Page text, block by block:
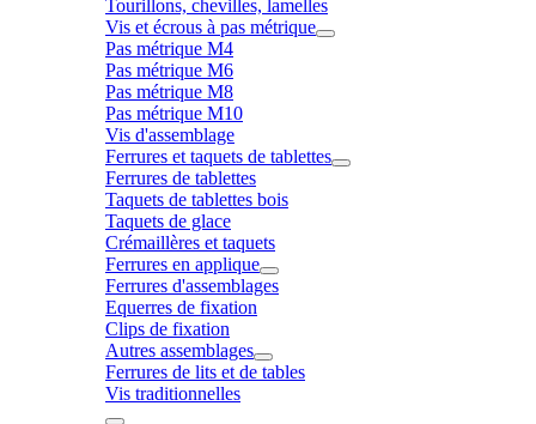
Tourillons, chevilles, lamelles
Vis et écrous à pas métrique
Pas métrique M4
Pas métrique M6
Pas métrique M8
Pas métrique M10
Vis d'assemblage
Ferrures et taquets de tablettes
Ferrures de tablettes
Taquets de tablettes bois
Taquets de glace
Crémaillères et taquets
Ferrures en applique
Ferrures d'assemblages
Equerres de fixation
Clips de fixation
Autres assemblages
Ferrures de lits et de tables
Vis traditionnelles